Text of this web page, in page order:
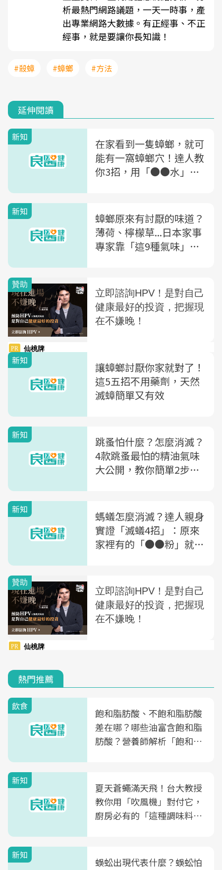
析最熱門網路議題，一天一時事，產
出專業網路大數據。有正經事、不正
經事，就是要讓你長知識！
#殺蟑 #蟑螂 #方法
延伸閱讀
新知
在家看到一隻蟑螂，就可
能有一窩蟑螂穴！達人教
你3招，用「●●水」讓
新知
蟑螂原來有討厭的味道？
薄荷、檸檬草...日本家事
專家靠「這9種氣味」，
新知
讓蟑螂討厭你家就對了！
這5五招不用藥劑，天然
滅蟑簡單又有效
新知
跳蚤怕什麼？怎麼消滅？
4款跳蚤最怕的精油氣味
大公開，教你簡單2步驟
新知
螞蟻怎麼消滅？達人親身
實證「滅蟻4招」：原來
家裡有的「●●粉」就有
熱門推薦
飲食
飽和脂肪酸、不飽和脂肪酸
差在哪？哪些油富含飽和脂
肪酸？營養師解析「飽和脂
新知
夏天蒼蠅滿天飛！台大教授
教你用「吹風機」對付它，
廚房必有的「這種調味料」
新知
蜈蚣出現代表什麼？蜈蚣怕